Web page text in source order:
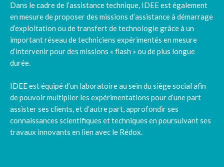
Dans le cadre de l’assistance technique, IDEE est également
en mesure de proposer des missions d’assistance à démarrage
d’exploitation ou de transfert de technologie grâce à un
important réseau de techniciens expérimentés en mesure
d’intervenir pour des missions « flash » ou de plus longue
durée.
IDEE est équipé d’un laboratoire au sein du siège social afin
de pouvoir multiplier les expérimentations pour d’une part
assister ses clients, et d’autre part, approfondir ses
connaissances scientifiques et techniques en poursuivant ses
travaux innovants en lien avec le Rédox.